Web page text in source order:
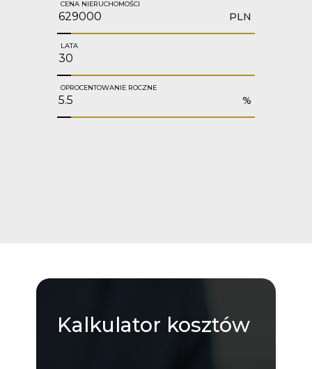
CENA NIERUCHOMOŚCI
PLN
LATA
OPROCENTOWANIE ROCZNE
%
Kalkulator kosztów